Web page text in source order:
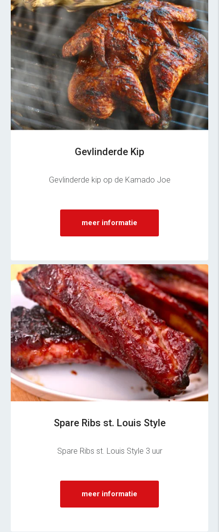
Gevlinderde Kip
Gevlinderde kip op de Kamado Joe
meer informatie
Spare Ribs st. Louis Style
Spare Ribs st. Louis Style 3 uur
meer informatie